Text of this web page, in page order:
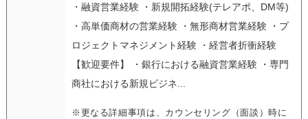
・融資営業経験 ・新規開拓経験(テレアポ、DM等)
・高単価商材の営業経験 ・無形商材営業経験 ・プ
ロジェクトマネジメント経験 ・経営者折衝経験
【歓迎要件】 ・銀行における融資営業経験 ・専門
商社における新規ビジネ...
※更なる詳細事項は、カウンセリング（面談）時に